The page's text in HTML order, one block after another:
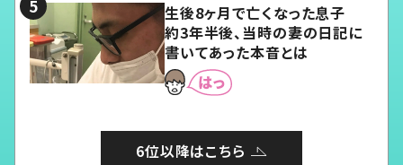
生後8ヶ月で亡くなった息子
約3年半後、当時の妻の日記に
書いてあった本音とは
6位以降はこちら